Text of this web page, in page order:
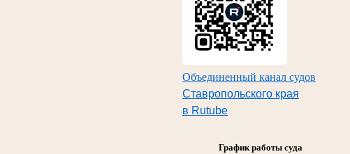
Объединенный канал судов
Ставропольского края
в Rutube
График работы суда